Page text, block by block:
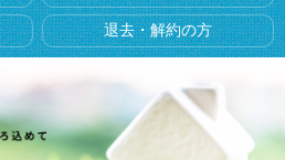
退去・解約の方